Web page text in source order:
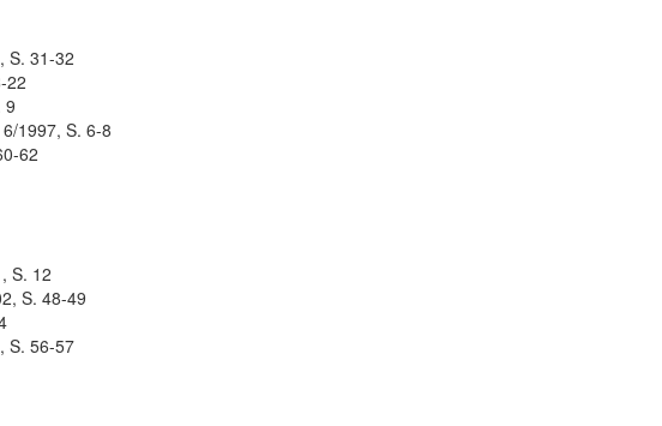
S. 31-32
22
9
1997, S. 6-8
62
S. 12
S. 48-49
S. 56-57